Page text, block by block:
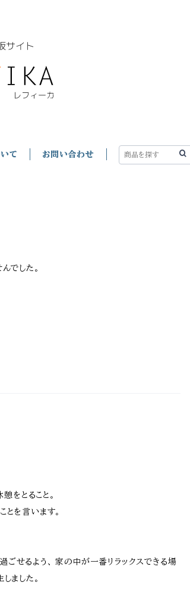
て お問い合わせ
でした。
をとること。
とを言います。
ごせるよう、 家の中が一番リラックスできる場
ました。